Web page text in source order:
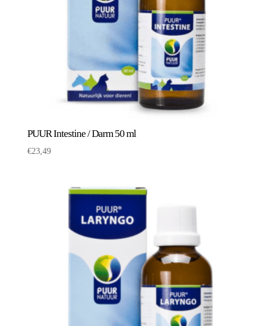
PUUR Intestine / Darm 50 ml
€23,49